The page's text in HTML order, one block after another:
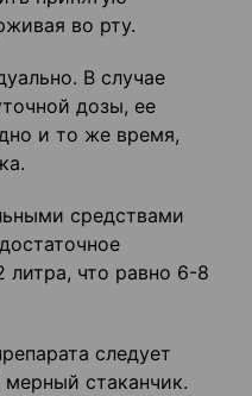
во рту.
В случае
дозы, ее
и то же время,
средствами
литра, что равно 6-8
следует
стаканчик.